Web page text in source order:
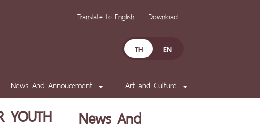
Translate to English Download
TH EN
News And Annoucement Art and Culture
News And